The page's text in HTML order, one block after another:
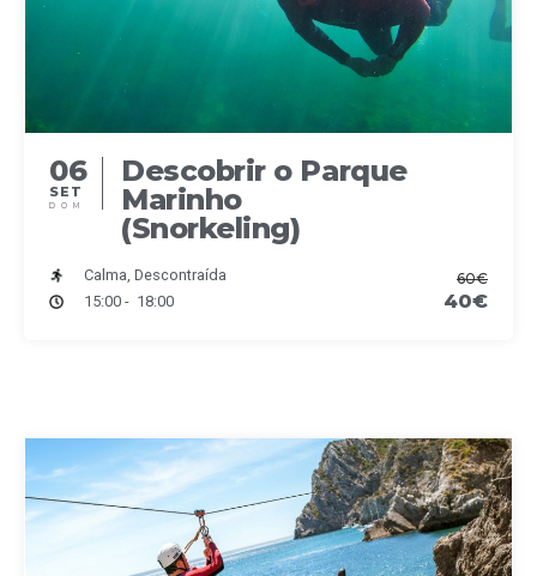
06
SET
DOM
Descobrir o Parque
Marinho
(Snorkeling)
Calma, Descontraída
15:00 - 18:00
60€
40€